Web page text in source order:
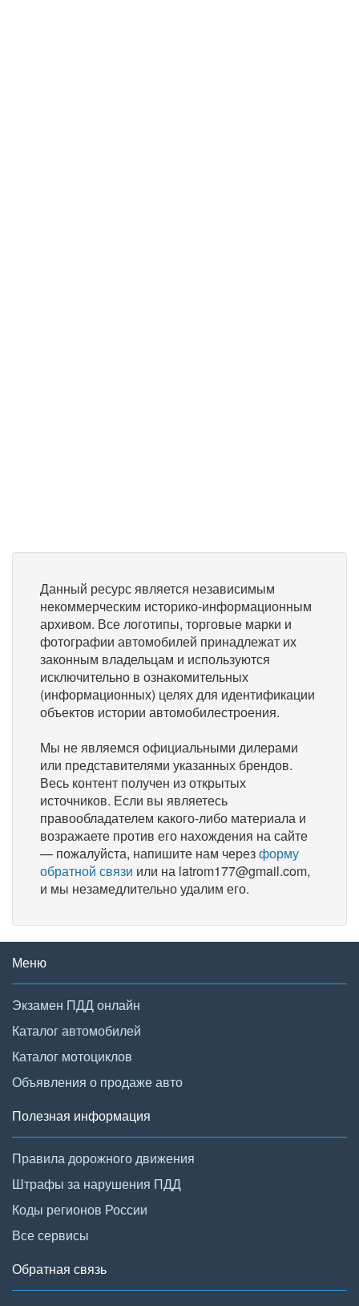
Данный ресурс является независимым
некоммерческим историко-информационным
архивом. Все логотипы, торговые марки и
фотографии автомобилей принадлежат их
законным владельцам и используются
исключительно в ознакомительных
(информационных) целях для идентификации
объектов истории автомобилестроения.
Мы не являемся официальными дилерами
или представителями указанных брендов.
Весь контент получен из открытых
источников. Если вы являетесь
правообладателем какого-либо материала и
возражаете против его нахождения на сайте
— пожалуйста, напишите нам черезформу
обратной связи или на latrom177@gmail.com,
и мы незамедлительно удалим его.
Меню
Экзамен ПДД онлайн
Каталог автомобилей
Каталог мотоциклов
Объявления о продаже авто
Полезная информация
Правила дорожного движения
Штрафы за нарушения ПДД
Коды регионов России
Все сервисы
Обратная связь